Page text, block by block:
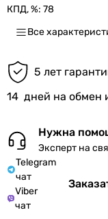
КПД, %: 78
Все
5 лет
14 дней на обмен
Нужна
Эксперт на
Telegram
чат
Viber
чат